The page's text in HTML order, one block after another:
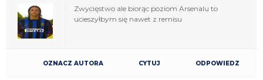
Zwycięstwo ale biorąc poziom Arsenalu to
ucieszyłbym się nawet z remisu
OZNACZ AUTORA CYTUJ ODPOWIEDZ